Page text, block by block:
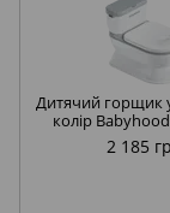
Дитячий горщик
колір
2 185